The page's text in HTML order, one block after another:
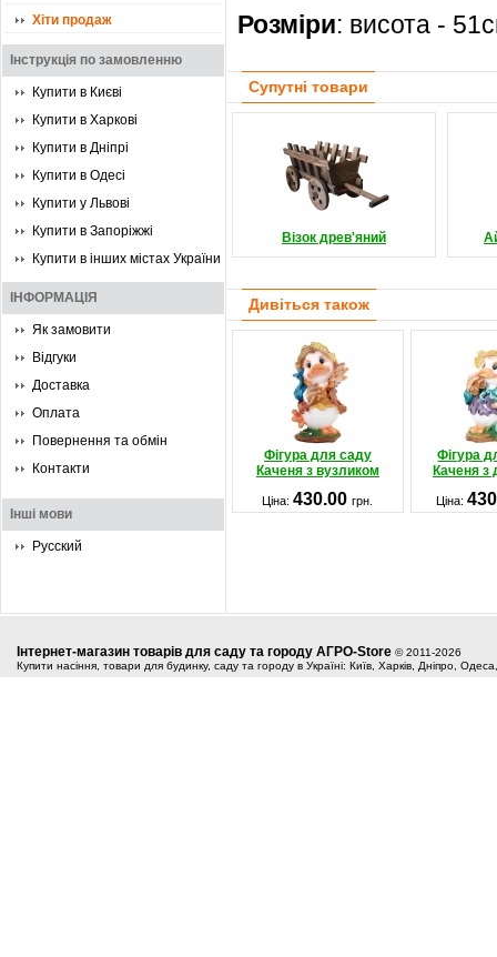
Хіти продаж
Інструкція по замовленню
Купити в Києві
Купити в Харкові
Купити в Дніпрі
Купити в Одесі
Купити у Львові
Купити в Запоріжжі
Купити в інших містах України
ІНФОРМАЦІЯ
Як замовити
Відгуки
Доставка
Оплата
Повернення та обмін
Контакти
Інші мови
Русский
Розміри: висота -
Супутні товари
Візок древ'яний
Дивіться також
Фігура для саду
Каченя з вузликом
Фігура
Каченя з
Ціна:430.00грн. Ціна:
Інтернет-магазин товарів для саду та городу АГРО-Store © 2011-2026
Купити насіння, товари для будинку, саду та городу в Україні: Київ, Харків, Дніпро,